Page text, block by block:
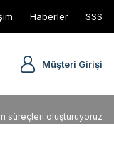
Haberler SSS
Müşteri Girişi
süreçleri oluşturuyoruz